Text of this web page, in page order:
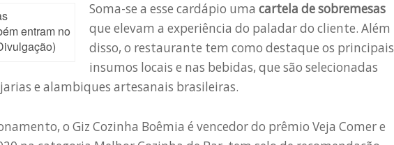
entram no
Soma-se a esse cardápio uma cartela de sobremesas
que elevam a experiência do paladar do cliente. Além
disso, o restaurante tem como destaque os principais
insumos locais e nas bebidas, que são selecionadas
e alambiques artesanais brasileiras.
o Giz Cozinha Boêmia é vencedor do prêmio Veja Comer e